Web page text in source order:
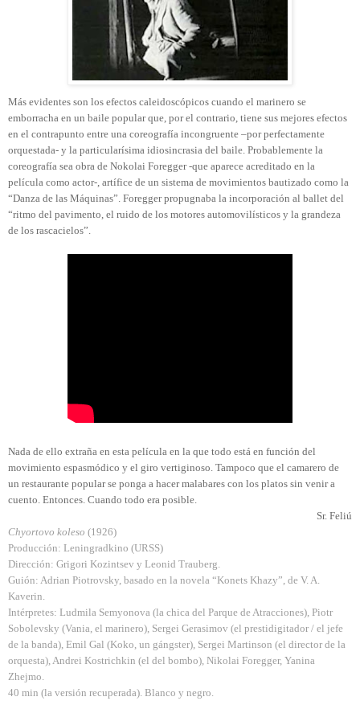
Más evidentes son los efectos caleidoscópicos cuando el marinero se
emborracha en un baile popular que, por el contrario, tiene sus mejores efectos
en el contrapunto entre una coreografía incongruente –por perfectamente
orquestada- y la particularísima idiosincrasia del baile. Probablemente la
coreografía sea obra de Nokolai Foregger -que aparece acreditado en la
película como actor-, artífice de un sistema de movimientos bautizado como la
“Danza de las Máquinas”. Foregger propugnaba la incorporación al ballet del
“ritmo del pavimento, el ruido de los motores automovilísticos y la grandeza
de los rascacielos”.
Nada de ello extraña en esta película en la que todo está en función del
movimiento espasmódico y el giro vertiginoso. Tampoco que el camarero de
un restaurante popular se ponga a hacer malabares con los platos sin venir a
cuento. Entonces. Cuando todo era posible.
Sr. Feliú
Chyortovo koleso (1926)
Producción: Leningradkino (URSS)
Dirección: Grigori Kozintsev y Leonid Trauberg.
Guión: Adrian Piotrovsky, basado en la novela “Konets Khazy”, de V. A.
Kaverin.
Intérpretes: Ludmila Semyonova (la chica del Parque de Atracciones), Piotr
Sobolevsky (Vania, el marinero), Sergei Gerasimov (el prestidigitador / el jefe
de la banda), Emil Gal (Koko, un gángster), Sergei Martinson (el director de la
orquesta), Andrei Kostrichkin (el del bombo), Nikolai Foregger, Yanina
Zhejmo.
40 min (la versión recuperada). Blanco y negro.